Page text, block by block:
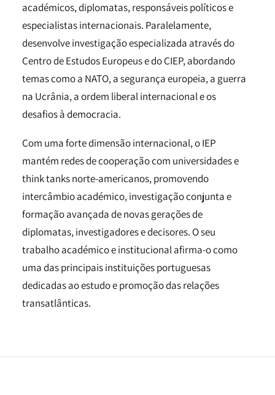
académicos, diplomatas, responsáveis políticos e
especialistas internacionais. Paralelamente,
desenvolve investigação especializada através do
Centro de Estudos Europeus e do CIEP, abordando
temas como a NATO, a segurança europeia, a guerra
na Ucrânia, a ordem liberal internacional e os
desafios à democracia.
Com uma forte dimensão internacional, o IEP
mantém redes de cooperação com universidades e
think tanks norte-americanos, promovendo
intercâmbio académico, investigação conjunta e
formação avançada de novas gerações de
diplomatas, investigadores e decisores. O seu
trabalho académico e institucional afirma-o como
uma das principais instituições portuguesas
dedicadas ao estudo e promoção das relações
transatlânticas.